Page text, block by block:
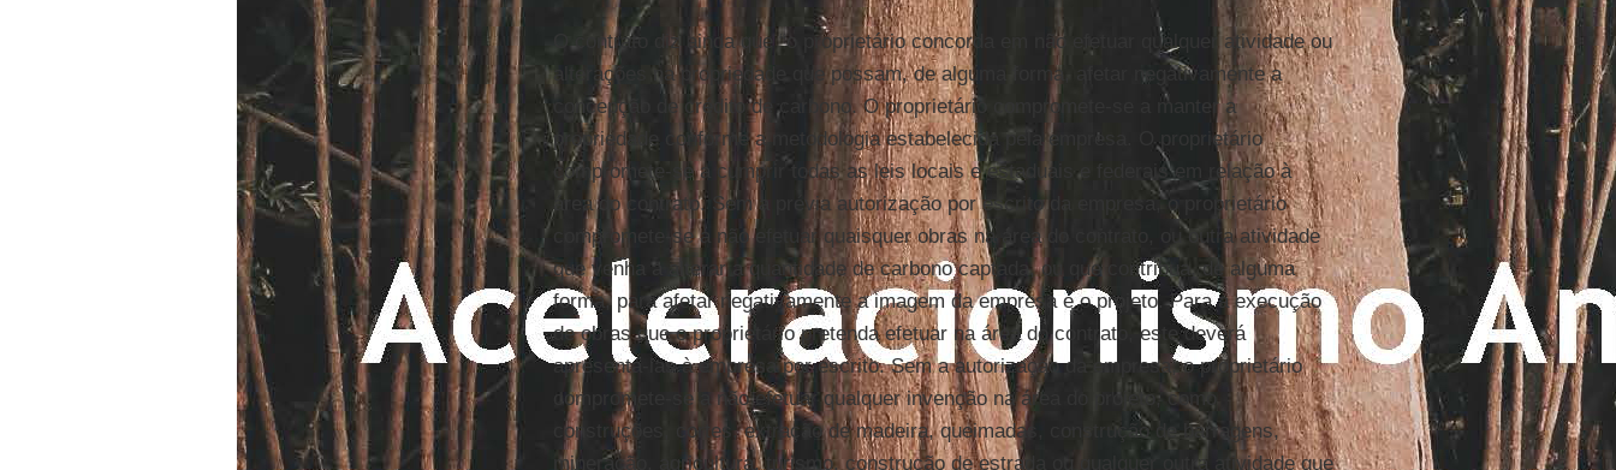
O contrato diz ainda que “o proprietário concorda em não efetuar qualquer atividade ou
alterações na propriedade que possam, de alguma forma, afetar negativamente a
concepção de crédito de carbono. O proprietário compromete-se a manter a
propriedade conforme a metodologia estabelecida pela empresa. O proprietário
compromete-se a cumprir todas as leis locais e estaduais e federais em relação à
área do contrato. Sem a prévia autorização por escrito da empresa, o proprietário
compromete-se a não efetuar quaisquer obras na área do contrato, ou outra atividade
que venha a alterar a quantidade de carbono captada, ou que contribua, de alguma
forma, para afetar negativamente a imagem da empresa e o projeto. Para a execução
de obras que o proprietário pretenda efetuar na área do contrato, este deverá
apresentá-las à empresa por escrito. Sem a autorização da empresa, o proprietário
compromete-se a não efetuar qualquer invenção na área do projeto, como
construções, cortes, extração de madeira, queimadas, construção de barragens,
mineração, agricultura, turismo, construção de estrada ou qualquer outra atividade que